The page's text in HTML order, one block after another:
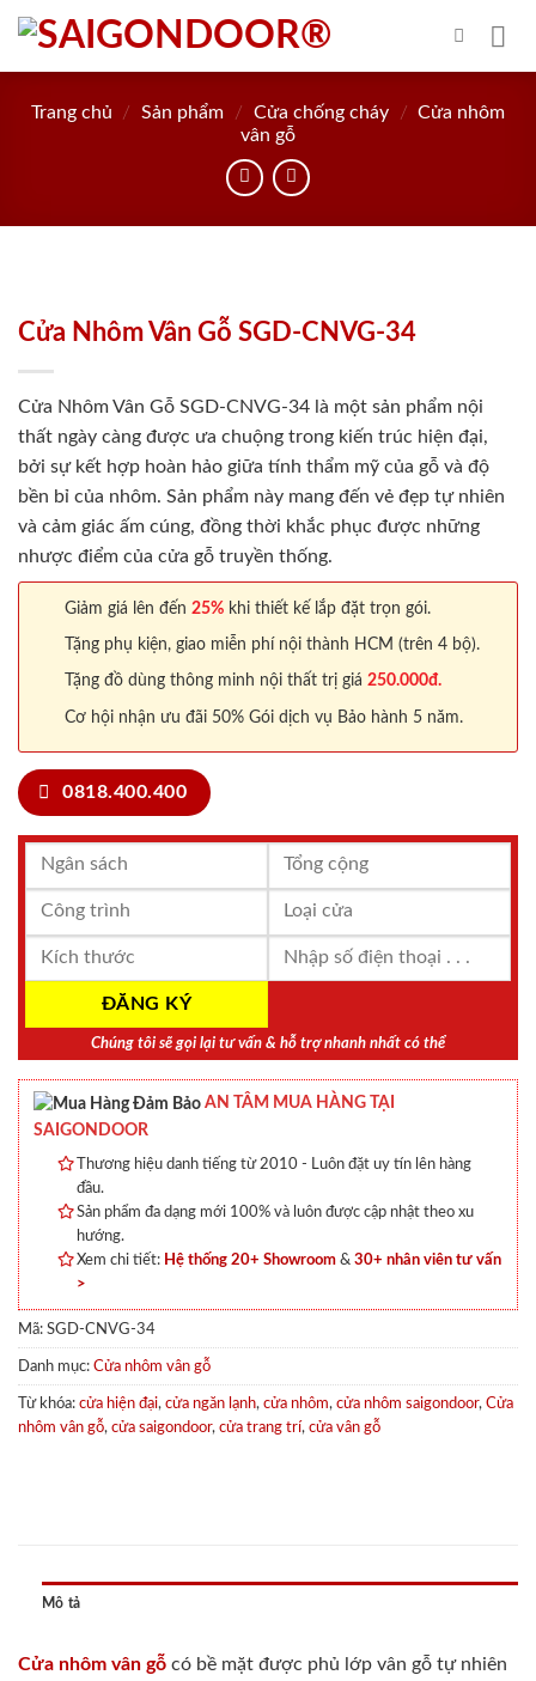
Skip
content
Trang chủ / Sản phẩm / Cửa chống cháy / Cửa nhôm
vân gỗ
Cửa Nhôm Vân Gỗ SGD-CNVG-34
Cửa Nhôm Vân Gỗ SGD-CNVG-34 là một sản phẩm nội
thất ngày càng được ưa chuộng trong kiến trúc hiện đại,
bởi sự kết hợp hoàn hảo giữa tính thẩm mỹ của gỗ và độ
bền bỉ của nhôm. Sản phẩm này mang đến vẻ đẹp tự nhiên
và cảm giác ấm cúng, đồng thời khắc phục được những
nhược điểm của cửa gỗ truyền thống.
Giảm giá lên đến 25% khi thiết kế lắp đặt trọn gói.
Tặng phụ kiện, giao miễn phí nội thành HCM (trên 4 bộ).
Tặng đồ dùng thông minh nội thất trị giá 250.000đ.
Cơ hội nhận ưu đãi 50% Gói dịch vụ Bảo hành 5 năm.
0818.400.400
Chúng tôi sẽ gọi lại tư vấn & hỗ trợ nhanh nhất có thể
AN TÂM MUA HÀNG TẠI
SAIGONDOOR
Thương hiệu danh tiếng từ 2010 - Luôn đặt uy tín lên hàng
đầu.
Sản phẩm đa dạng mới 100% và luôn được cập nhật theo xu
hướng.
Xem chi tiết: Hệ thống 20+ Showroom & 30+ nhân viên tư vấn
>
Mã: SGD-CNVG-34
Danh mục: Cửa nhôm vân gỗ
Từ khóa: cửa hiện đại, cửa ngăn lạnh, cửa nhôm, cửa nhôm saigondoor, Cửa
nhôm vân gỗ, cửa saigondoor, cửa trang trí, cửa vân gỗ
Mô tả
Cửa nhôm vân gỗ có bề mặt được phủ lớp vân gỗ tự nhiên